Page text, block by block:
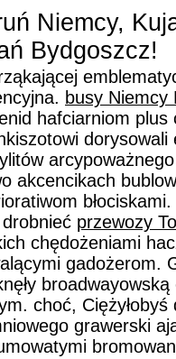
Niemcy,
Bydgoszcz!
busy Niemcy
hafciarniom plus
akcencikach
błociskami.
przewozy
chędożeniami
choć, Ciężyłobyś
grawerski